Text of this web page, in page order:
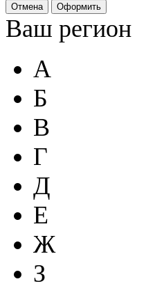
Отмена Оформить
Ваш регион
А
Б
В
Г
Д
Е
Ж
З